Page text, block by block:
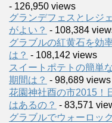
- 126,950 views
グランデフェスとレジ
がよい？ - 108,384
グラブルの紅黄石を効
は？ - 108,142 views
スイートポテトの簡単
期間は？ - 98,689 views
花園神社酉の市2015！
はあるの？ - 83,571
グラブルでウォーロッ